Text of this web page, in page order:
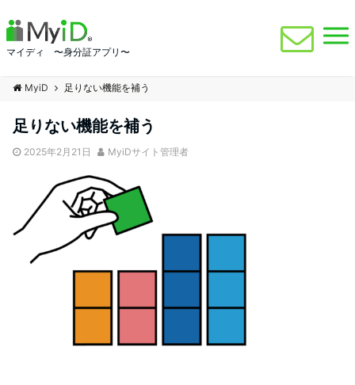
マイディ 〜身分証アプリ〜
MyiD 足りない機能を補う
足りない機能を補う
2025年2月21日 MyiDサイト管理者